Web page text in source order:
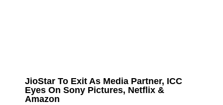
JioStar To Exit As Media Partner, ICC
Eyes On Sony Pictures, Netflix &
Amazon